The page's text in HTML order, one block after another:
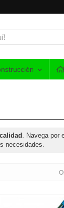
. Navega
necesidades.
"Alcanza-